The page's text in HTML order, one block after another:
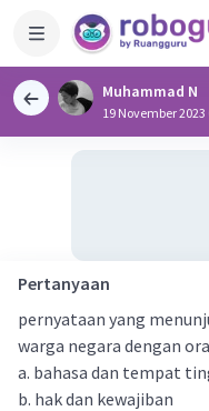
Muhammad N
19 November 2023
Pertanyaan
pernyataan yang
warga negara dengan
a. bahasa dan tempat
b. hak dan kewajiban